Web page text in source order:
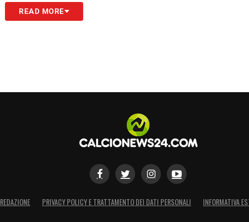
READ MORE
REDAZIONE PRIVACY POLICY E TRATTAMENTO DEI DATI PERSONALI INFORMATIVA